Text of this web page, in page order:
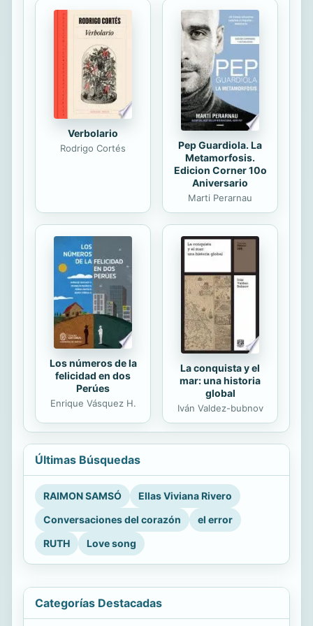
mayores esfuerzos a lo largo de los
últimos veinte años de su vida. En
1961 publicó La escritura en el
mundo (Euskerearen Lokariak ludi
guztiko izkuntzakaz) probablemente
la obra más completa publicada hasta
la...
Verbolario
Rodrigo Cortés
Pep Guardiola. La
Metamorfosis.
Edicion Corner 10o
Aniversario
Marti Perarnau
Los números de la
felicidad en dos
Perúes
Enrique Vásquez H.
La conquista y el
mar: una historia
global
Iván Valdez-bubnov
Últimas Búsquedas
RAIMON SAMSÓ
Ellas Viviana Rivero
Conversaciones del corazón
el error
RUTH
Love song
Categorías Destacadas